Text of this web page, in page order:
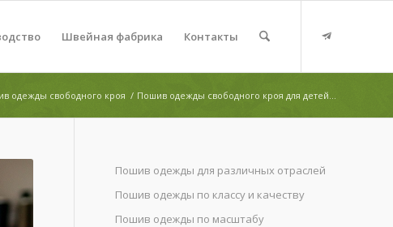
Швейная фабрика Контакты
одежды свободного кроя / Пошив одежды свободного кроя для детей...
Пошив одежды для различных отраслей
Пошив одежды по классу и качеству
Пошив одежды по масштабу